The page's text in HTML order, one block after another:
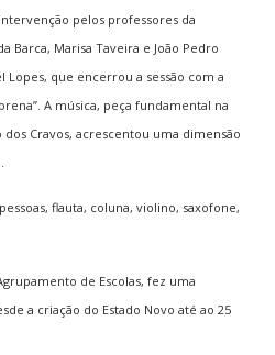
pelos professores da
Barca, Marisa Taveira e João Pedro
que encerrou a sessão com a
A música, peça fundamental na
Cravos, acrescentou uma dimensão
de Escolas, fez uma
a criação do Estado Novo até ao 25